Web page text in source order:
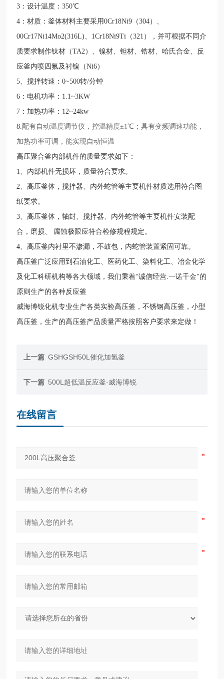
3：设计温度：350℃
4：材质：釜体材料主要采用0Cr18Ni9（304）、
00Cr17Ni14Mo2(316L)、1Cr18Ni9Ti（321），并可根据不同介
质要求制作钛材（TA2）、镍材、钽材、锆材、哈氏合金、反
应釜内喷四氟及衬镍（Ni6）
5、搅拌转速：0~500转/分钟
6：电机功率：1.1~3KW
7：加热功率：12~24kw
8. 配有自动温度调节仪，控温精度±1℃；具有变频调速功能，
加热功率可调，能实现自动恒温
高压聚合釜内部机件的质量要求如下：
1、内部机件无损坏，质量符合要求。
2、高压釜体，搅拌器、内外蛇管等主要机件材质选用符合图
纸要求。
3、高压釜体，轴封、搅拌器、内外蛇管等主要机件安装配
合，磨损、 腐蚀极限应符合检修规程规定。
4、高压釜内衬里不渗漏，不鼓包，内蛇管装置紧固可靠。
高压釜广泛应用到石油化工、医药化工、染料化工、冶金化学
及化工科研机构等各大领域，我们秉着“诚信经营.一诺千金"的
原则生产的各种反应釜
威海博锐化机专业生产各类实验高压釜，不锈钢高压釜，小型
高压釜，生产的高压釜产品质量严格按照客户要求来定做！
上一篇 GSHGSH50L催化加氢釜
下一篇 500L超低温反应釜-威海博锐
在线留言